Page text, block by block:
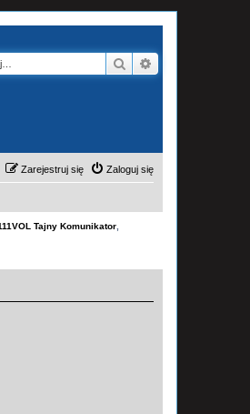
Szukaj
Zaloguj się
Zarejestruj się
Tajny Komunikator